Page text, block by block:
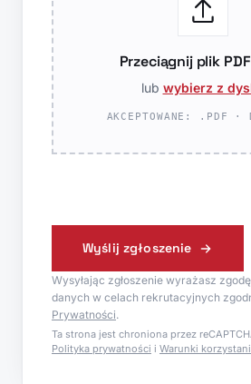
Przeciągnij plik
lub wybierz z
AKCEPTOWANE: .PDF ·
Wyślij zgłoszenie
Wysyłając zgłoszenie wyrażasz
danych w celach rekrutacyjnych
Prywatności.
Ta strona jest chroniona przez
Polityka prywatności i Warunki